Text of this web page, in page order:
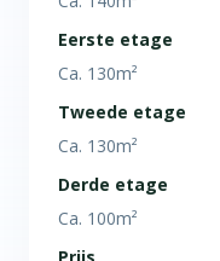
Eerste etage
Ca. 130m²
Tweede etage
Ca. 130m²
Derde etage
Ca. 100m²